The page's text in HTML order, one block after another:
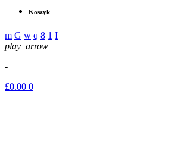
Koszyk
play_arrow
-
£0.00 0